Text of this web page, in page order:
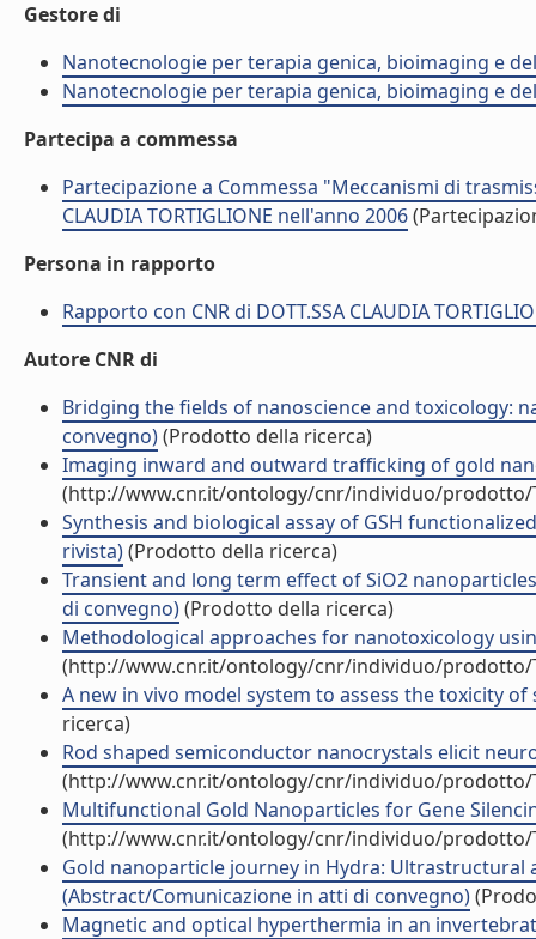
Gestore di
Nanotecnologie per terapia genica, bioimaging e
Nanotecnologie per terapia genica, bioimaging e
Partecipa a commessa
Partecipazione a Commessa "Meccanismi di
CLAUDIA TORTIGLIONE nell'anno 2006
Persona in rapporto
Rapporto con CNR di DOTT.SSA CLAUDIA
Autore CNR di
Bridging the fields of nanoscience and toxicology:
convegno)(Prodotto della ricerca)
Imaging inward and outward trafficking of gold
(http://www.cnr.it/ontology/cnr/individuo/prodotto/
Synthesis and biological assay of GSH
rivista)(Prodotto della ricerca)
Transient and long term effect of SiO2
di convegno)(Prodotto della ricerca)
Methodological approaches for nanotoxicology
(http://www.cnr.it/ontology/cnr/individuo/prodotto/
A new in vivo model system to assess the toxicity
ricerca)
Rod shaped semiconductor nanocrystals elicit
(http://www.cnr.it/ontology/cnr/individuo/prodotto/
Multifunctional Gold Nanoparticles for Gene
(http://www.cnr.it/ontology/cnr/individuo/prodotto/
Gold nanoparticle journey in Hydra:
(Abstract/Comunicazione in atti di convegno)
Magnetic and optical hyperthermia in an